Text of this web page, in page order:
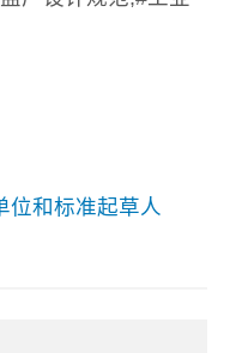
位和标准起草人